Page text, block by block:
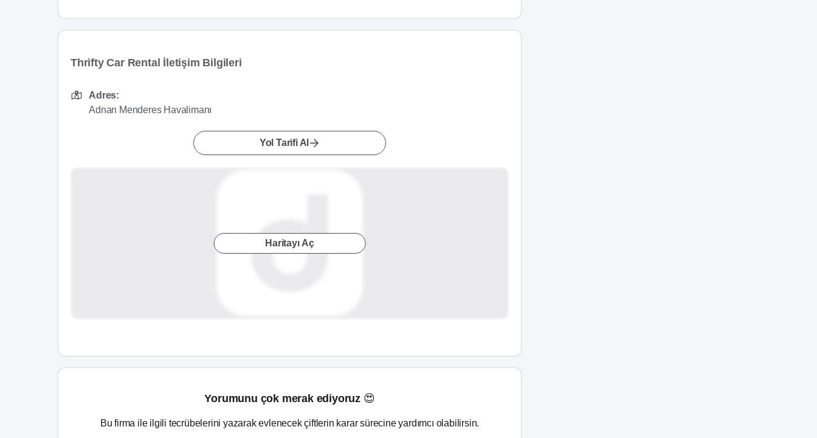
Thrifty Car Rental İletişim Bilgileri
Adres:
Adnan Menderes Havalimanı
Yol Tarifi Al
Haritayı Aç
Yorumunu çok merak ediyoruz 😍
Bu firma ile ilgili tecrübelerini yazarak evlenecek çiftlerin karar sürecine yardımcı olabilirsin.